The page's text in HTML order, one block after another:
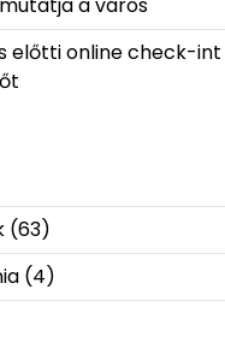
a város
előtti online check-int
(63)
(4)